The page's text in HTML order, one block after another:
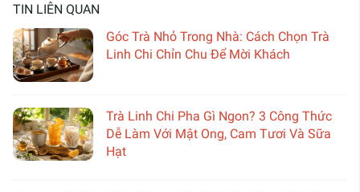
TIN LIÊN QUAN
Góc Trà Nhỏ Trong Nhà: Cách Chọn Trà
Linh Chi Chỉn Chu Để Mời Khách
Trà Linh Chi Pha Gì Ngon? 3 Công Thức
Dễ Làm Với Mật Ong, Cam Tươi Và Sữa
Hạt